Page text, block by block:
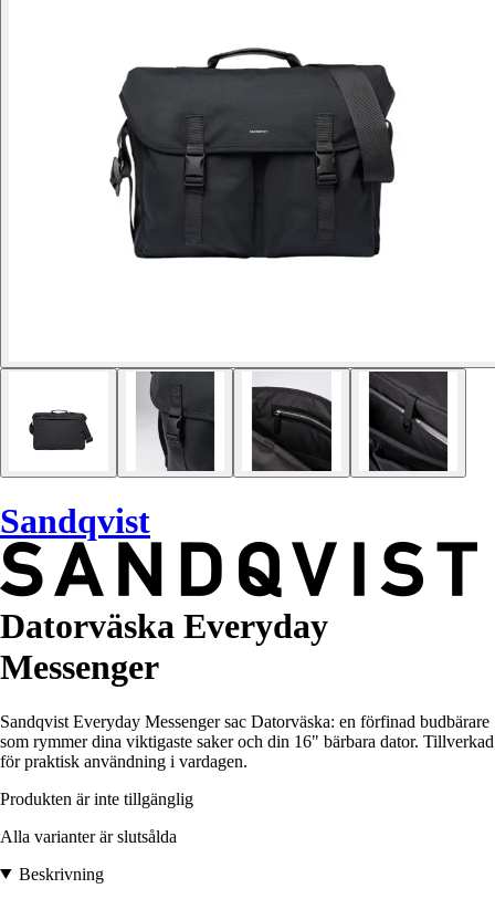
Sandqvist
Datorväska Everyday
Messenger
Sandqvist Everyday Messenger sac Datorväska: en förfinad budbärare
som rymmer dina viktigaste saker och din 16" bärbara dator. Tillverkad
för praktisk användning i vardagen.
Produkten är inte tillgänglig
Alla varianter är slutsålda
Beskrivning